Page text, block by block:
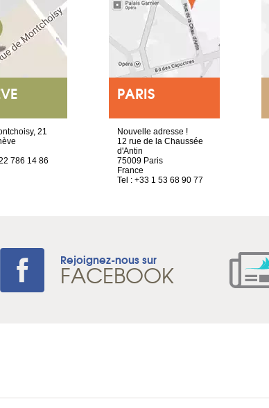
21
786 14 86
PARIS
Nouvelle adresse !
12 rue de la Chaussée
d'Antin
75009 Paris
France
Tel : +33 1 53 68 90 77
Rejoignez-nous sur
FACEBOOK